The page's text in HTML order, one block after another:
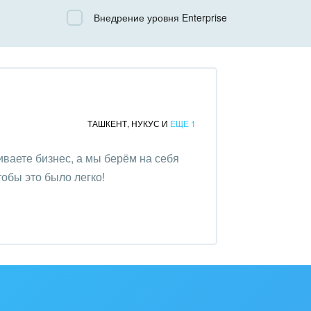
Все
Коробочная версия
Внедрение уровня Enterprise
ТАШКЕНТ, НУКУС И ЕЩЕ 1
бизнес, а мы берём на себя
это было легко!